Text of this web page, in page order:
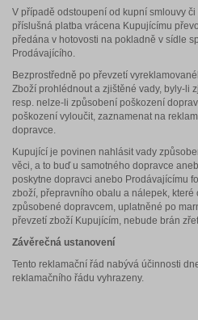
V případě odstoupení od kupní smlouvy
příslušná platba vrácena Kupujícímu
předána v hotovosti na pokladně v sídle
Prodávajícího.
Bezprostředně po převzetí
Zboží prohlédnout a zjištěné vady, byly-li
resp. nelze-li způsobení poškození
poškození vyloučit, zaznamenat na
dopravce.
Kupující je povinen nahlásit vady
věci, a to buď u samotného dopravce
poskytne dopravci anebo Prodávajícímu
zboží, přepravního obalu a nálepek,
způsobené dopravcem, uplatněné po
převzetí zboží Kupujícím, nebude brán
Závěrečná ustanovení
Tento reklamační řád nabývá účinnosti
reklamačního řádu vyhrazeny.